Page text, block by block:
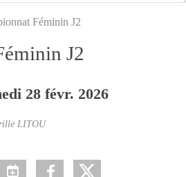
Féminin J2
J2
28 févr. 2026
LITOU